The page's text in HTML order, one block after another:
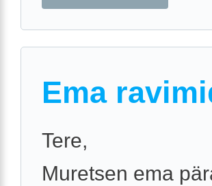
Ema
Tere,
Muretsen ema